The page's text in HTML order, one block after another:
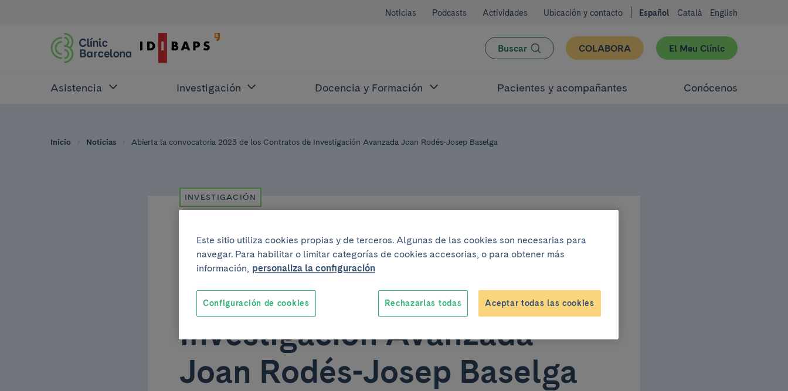
Noticias Podcasts Actividades Ubicación y contacto Español Català English
Buscar COLABORA El Meu Clínic
Asistencia Investigación Docencia y Formación Pacientes y acompañantes Conócenos
Inicio Noticias Abierta la convocatoria 2023 de los Contratos de Investigación Avanzada Joan Rodés-Josep Baselga
INVESTIGACIÓN
Abierta la convocatoria
2023 de los Contratos de
Investigación Avanzada
Joan Rodés-Josep Baselga
Este sitio utiliza cookies propias y de terceros. Algunas de las cookies son necesarias para
navegar. Para habilitar o limitar categorías de cookies accesorias, o para obtener más
información, personaliza la configuración
Rechazarlas todas Aceptar todas las cookies
Configuración de cookies